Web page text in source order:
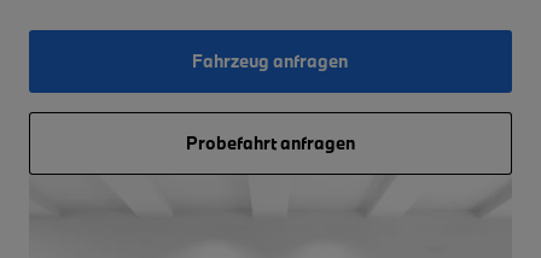
Fahrzeug anfragen
Probefahrt anfragen